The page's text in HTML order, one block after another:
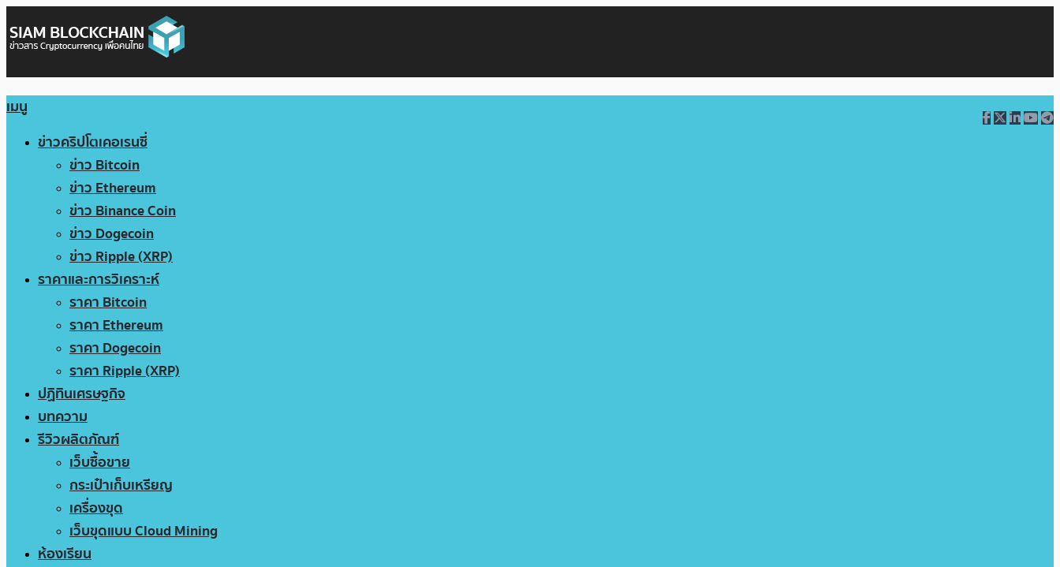
เมนู
ข่าวคริปโตเคอเรนซี่
ข่าว Bitcoin
ข่าว Ethereum
ข่าว Binance Coin
ข่าว Dogecoin
ข่าว Ripple (XRP)
ราคาและการวิเคราะห์
ราคา Bitcoin
ราคา Ethereum
ราคา Dogecoin
ราคา Ripple (XRP)
ปฏิทินเศรษฐกิจ
บทความ
รีวิวผลิตภัณฑ์
เว็บซื้อขาย
กระเป๋าเก็บเหรียญ
เครื่องขุด
เว็บขุดแบบ Cloud Mining
ห้องเรียน